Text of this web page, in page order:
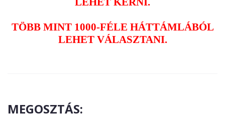
TÖBB MINT 1000-FÉLE HÁTTÁMLÁBÓL
LEHET VÁLASZTANI.
MEGOSZTÁS: